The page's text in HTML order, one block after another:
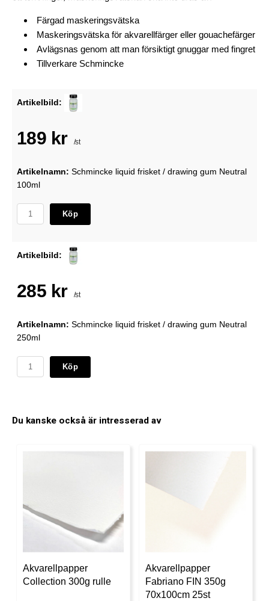
Färgad maskeringsvätska
Maskeringsvätska för akvarellfärger eller gouachefärger
Avlägsnas genom att man försiktigt gnuggar med fingret
Tillverkare Schmincke
Artikelbild:
189 kr /st
Artikelnamn: Schmincke liquid frisket / drawing gum Neutral
100ml
Köp
Artikelbild:
285 kr /st
Artikelnamn: Schmincke liquid frisket / drawing gum Neutral
250ml
Köp
Du kanske också är intresserad av
Akvarellpapper
Collection 300g rulle
Akvarellpapper
Fabriano FIN 350g
70x100cm 25st